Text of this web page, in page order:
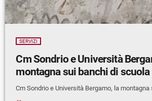
SERVIZI
Cm Sondrio e Università
montagna sui banchi di scuola
Cm Sondrio e Università Bergamo, la